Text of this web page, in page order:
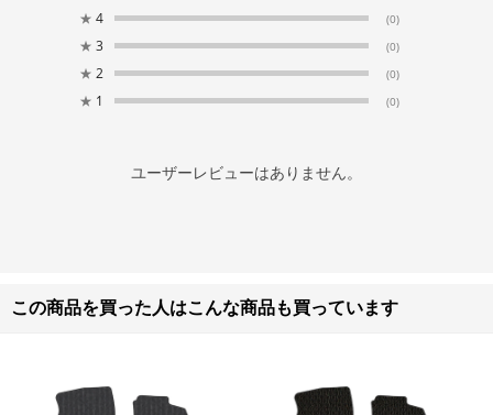
★ 4 (0)
★ 3 (0)
★ 2 (0)
★ 1 (0)
ユーザーレビューはありません。
この商品を買った人はこんな商品も買っています